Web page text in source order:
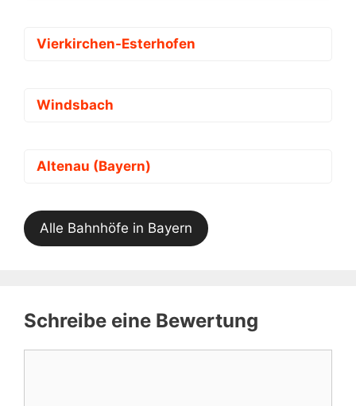
Vierkirchen-Esterhofen
Windsbach
Altenau (Bayern)
Alle Bahnhöfe in Bayern
Schreibe eine Bewertung